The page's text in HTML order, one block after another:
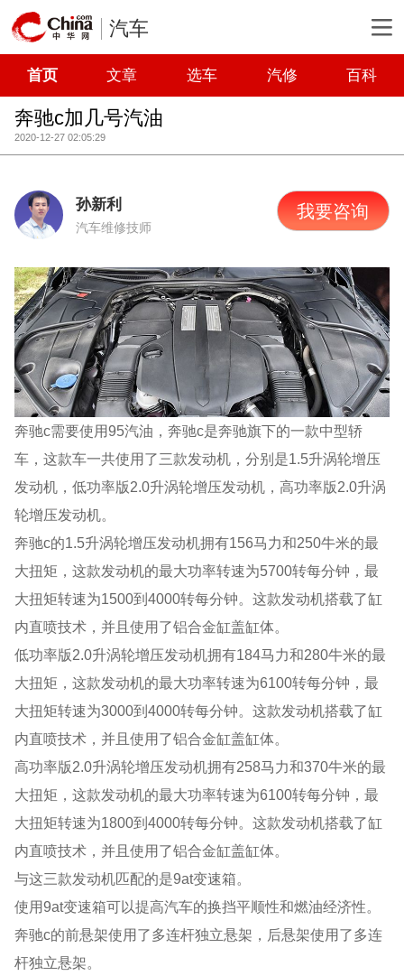
汽车
首页 文章 选车 汽修 百科
奔驰c加几号汽油
2020-12-27 02:05:29
孙新利
汽车维修技师
我要咨询
奔驰c需要使用95汽油，奔驰c是奔驰旗下的一款中型轿
车，这款车一共使用了三款发动机，分别是1.5升涡轮增压
发动机，低功率版2.0升涡轮增压发动机，高功率版2.0升涡
轮增压发动机。
奔驰c的1.5升涡轮增压发动机拥有156马力和250牛米的最
大扭矩，这款发动机的最大功率转速为5700转每分钟，最
大扭矩转速为1500到4000转每分钟。这款发动机搭载了缸
内直喷技术，并且使用了铝合金缸盖缸体。
低功率版2.0升涡轮增压发动机拥有184马力和280牛米的最
大扭矩，这款发动机的最大功率转速为6100转每分钟，最
大扭矩转速为3000到4000转每分钟。这款发动机搭载了缸
内直喷技术，并且使用了铝合金缸盖缸体。
高功率版2.0升涡轮增压发动机拥有258马力和370牛米的最
大扭矩，这款发动机的最大功率转速为6100转每分钟，最
大扭矩转速为1800到4000转每分钟。这款发动机搭载了缸
内直喷技术，并且使用了铝合金缸盖缸体。
与这三款发动机匹配的是9at变速箱。
使用9at变速箱可以提高汽车的换挡平顺性和燃油经济性。
奔驰c的前悬架使用了多连杆独立悬架，后悬架使用了多连
杆独立悬架。